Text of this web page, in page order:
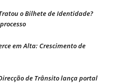
o Bilhete de Identidade?
em Alta: Crescimento de
de Trânsito lança portal